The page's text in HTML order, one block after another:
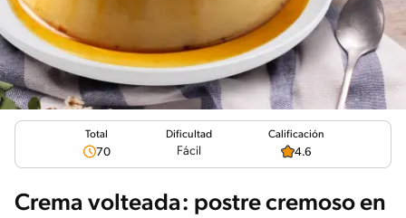
Total
70
Dificultad
Fácil
Calificación
4.6
Crema volteada: postre cremoso en